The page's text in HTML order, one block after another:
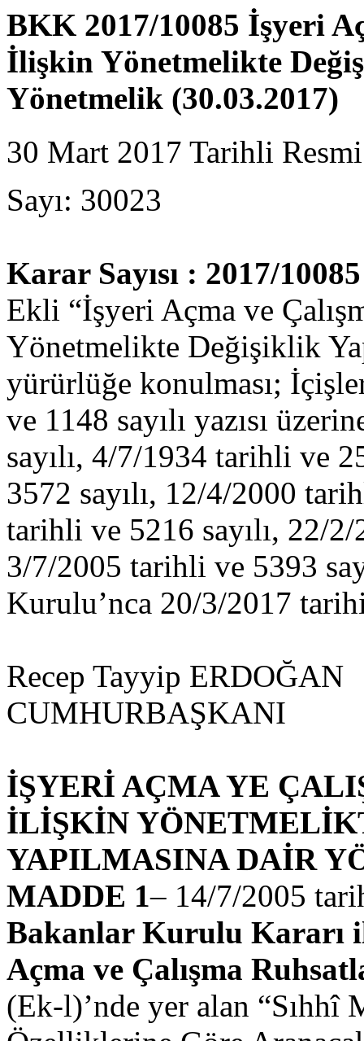
BKK 2017/10085 İşyeri
İlişkin Yönetmelikte
Yönetmelik (30.03.2017)
30 Mart 2017 Tarihli
Sayı: 30023
Karar Sayısı : 2017/10085
Ekli “İşyeri Açma ve
Yönetmelikte Değişiklik
yürürlüğe konulması;
ve 1148 sayılı yazısı
sayılı, 4/7/1934 tarihli ve
3572 sayılı, 12/4/2000
tarihli ve 5216 sayılı, 22/
3/7/2005 tarihli ve 5393
Kurulu’nca 20/3/2017
Recep Tayyip ERDOĞAN
CUMHURBAŞKANI
İŞYERİ AÇMA YE
İLİŞKİN
YAPILMASINA DAİR
MADDE 1– 14/7/2005
Bakanlar Kurulu Kararı
Açma ve Çalışma
(Ek-l)’nde yer alan “Sıhhî